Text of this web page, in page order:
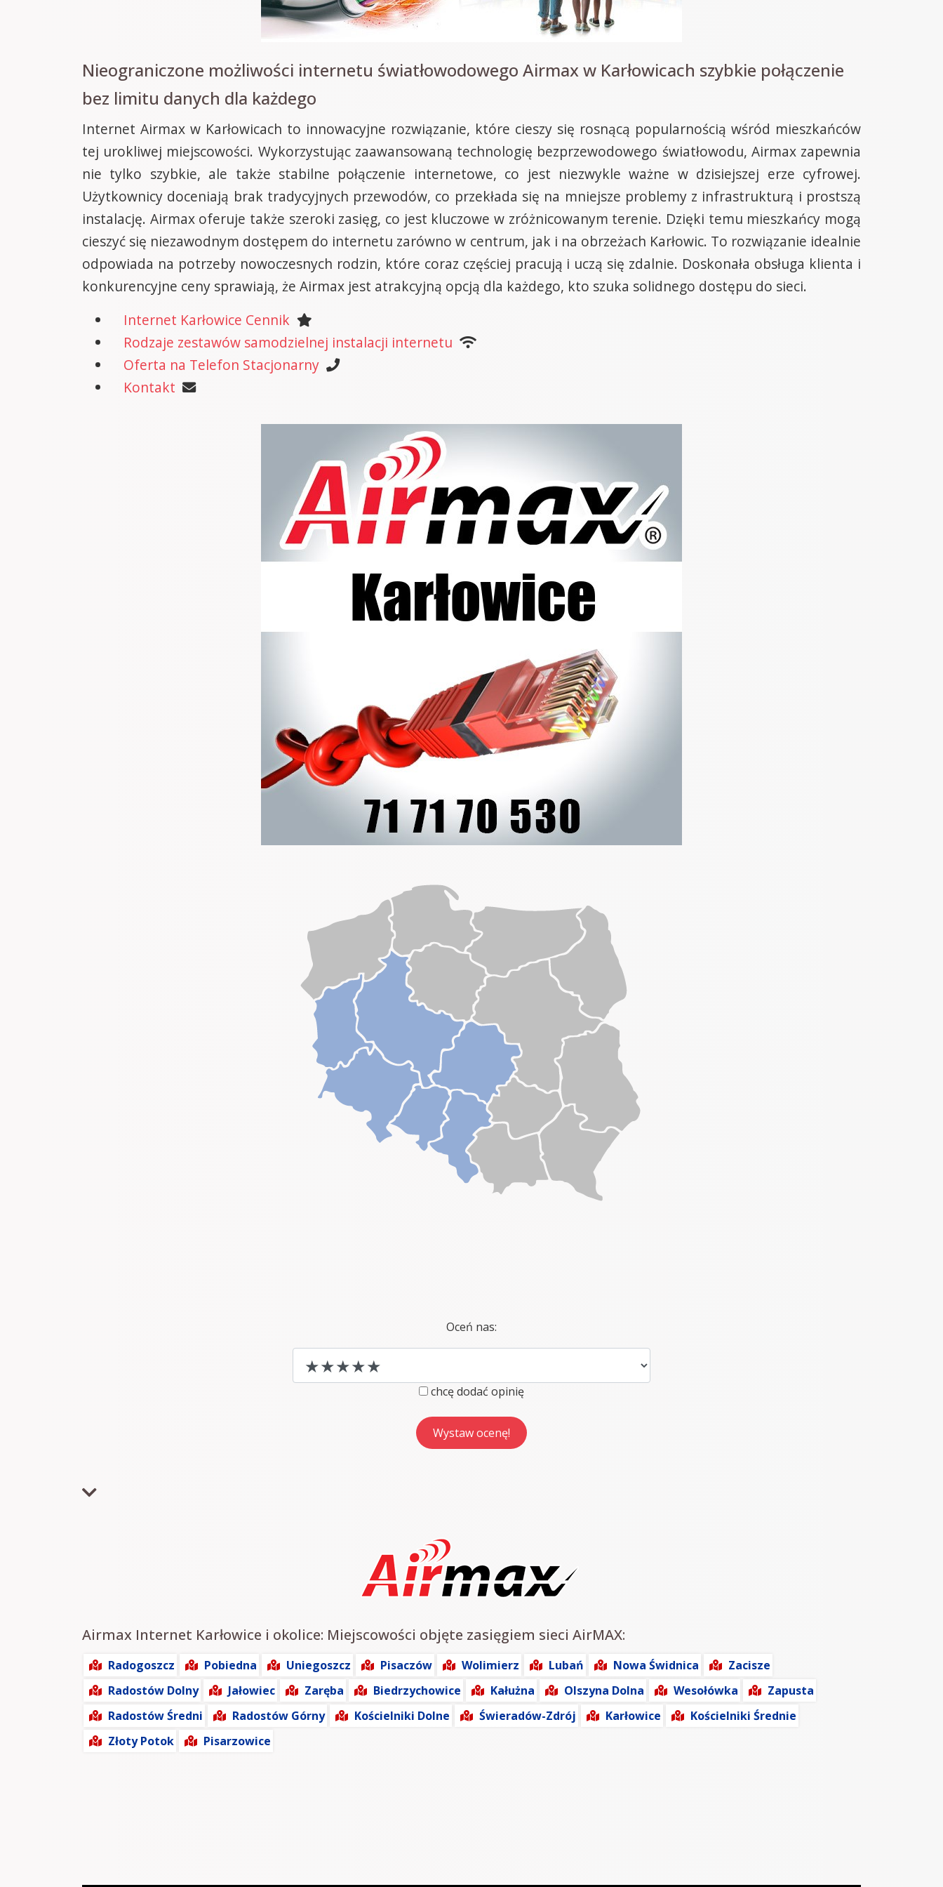
Nieograniczone możliwości internetu światłowodowego Airmax w Karłowicach szybkie połączenie
bez limitu danych dla każdego
Internet Airmax w Karłowicach to innowacyjne rozwiązanie, które cieszy się rosnącą popularnością wśród mieszkańców
tej urokliwej miejscowości. Wykorzystując zaawansowaną technologię bezprzewodowego światłowodu, Airmax zapewnia
nie tylko szybkie, ale także stabilne połączenie internetowe, co jest niezwykle ważne w dzisiejszej erze cyfrowej.
Użytkownicy doceniają brak tradycyjnych przewodów, co przekłada się na mniejsze problemy z infrastrukturą i prostszą
instalację. Airmax oferuje także szeroki zasięg, co jest kluczowe w zróżnicowanym terenie. Dzięki temu mieszkańcy mogą
cieszyć się niezawodnym dostępem do internetu zarówno w centrum, jak i na obrzeżach Karłowic. To rozwiązanie idealnie
odpowiada na potrzeby nowoczesnych rodzin, które coraz częściej pracują i uczą się zdalnie. Doskonała obsługa klienta i
konkurencyjne ceny sprawiają, że Airmax jest atrakcyjną opcją dla każdego, kto szuka solidnego dostępu do sieci.
Internet Karłowice Cennik
Rodzaje zestawów samodzielnej instalacji internetu
Oferta na Telefon Stacjonarny
Kontakt
Oceń nas:
chcę dodać opinię
Airmax Internet Karłowice i okolice: Miejscowości objęte zasięgiem sieci AirMAX:
Radogoszcz Pobiedna Uniegoszcz Pisaczów Wolimierz Lubań Nowa Świdnica
Zacisze
Radostów Dolny
Jałowiec Zaręba Biedrzychowice Kałużna Olszyna Dolna Wesołówka
Zapusta
Radostów Średni
Radostów Górny Kościelniki Dolne Świeradów-Zdrój Karłowice
Kościelniki Średnie
Złoty Potok
Pisarzowice